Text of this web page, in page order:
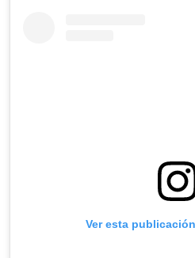
Ver esta